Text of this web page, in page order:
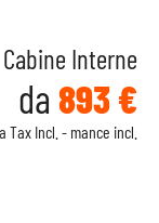
Cabine Interne
da 893 €
Tax Incl. - mance incl.